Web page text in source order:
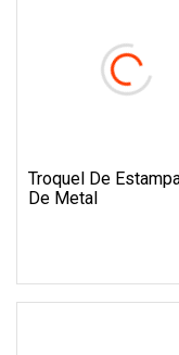
Troquel De
De Metal